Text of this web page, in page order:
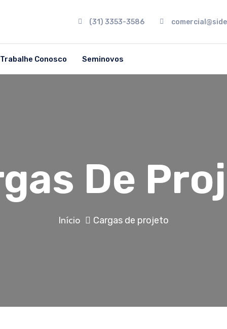
(31) 3353-3586
Trabalhe Conosco Seminovos
De
Início Cargas de projeto